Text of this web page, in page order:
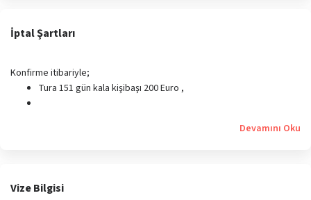
İptal Şartları
Konfirme itibariyle;
Tura 151 gün kala kişibaşı 200 Euro ,
Devamını Oku
Vize Bilgisi